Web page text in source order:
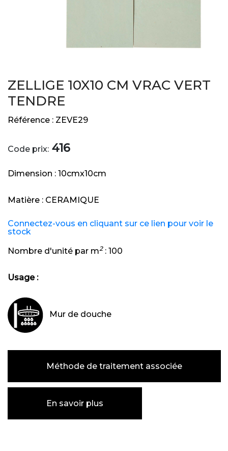
ZELLIGE 10X10 CM VRAC VERT
TENDRE
Référence : ZEVE29
Code prix: 416
Dimension : 10cmx10cm
Matière : CERAMIQUE
Connectez-vous en cliquant sur ce lien pour voir le
stock
Nombre d'unité par m2: 100
Usage :
Mur de douche
Méthode de traitement associée
En savoir plus